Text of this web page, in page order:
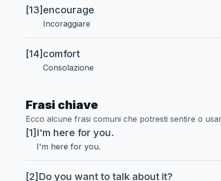
[13] encourage
Incoraggiare
[14] comfort
Consolazione
Frasi chiave
Ecco alcune frasi comuni che potresti sentire o
[1] I'm here for you.
I'm here for you.
[2] Do you want to talk about it?